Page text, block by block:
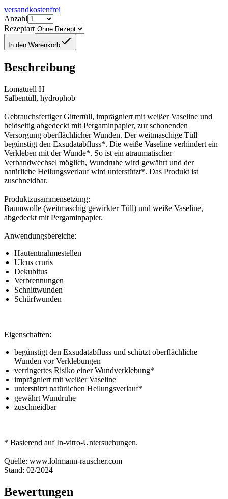
versandkostenfrei
Anzahl
Rezeptart
In den Warenkorb
Beschreibung
Lomatuell H
Salbentüll, hydrophob
Gebrauchsfertiger Gittertüll, imprägniert mit weißer Vaseline und
beidseitig abgedeckt mit Pergaminpapier, zur schonenden
Versorgung oberflächlicher Wunden. Der weitmaschige Tüll
begünstigt den Exsudatabfluss*. Die weiße Vaseline verhindert ein
Verkleben mit der Wunde*. So ist ein atraumatischer
Verbandwechsel möglich, Wundruhe wird gewährt und der
natürliche Heilungsverlauf wird unterstützt*. Das Produkt ist
zuschneidbar.
Produktzusammensetzung:
Baumwolle (weitmaschig gewirkter Tüll) und weiße Vaseline,
abgedeckt mit Pergaminpapier.
Anwendungsbereiche:
Hautentnahmestellen
Ulcus cruris
Dekubitus
Verbrennungen
Schnittwunden
Schürfwunden
Eigenschaften:
begünstigt den Exsudatabfluss und schützt oberflächliche
Wunden vor Verklebungen
verringertes Risiko einer Wundverklebung*
imprägniert mit weißer Vaseline
unterstützt natürlichen Heilungsverlauf*
gewährt Wundruhe
zuschneidbar
* Basierend auf In-vitro-Untersuchungen.
Quelle: www.lohmann-rauscher.com
Stand: 02/2024
Bewertungen